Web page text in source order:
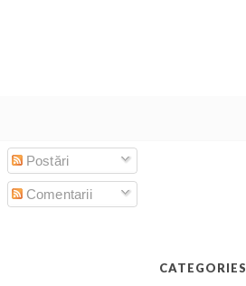
Postări
Comentarii
CATEGORIES